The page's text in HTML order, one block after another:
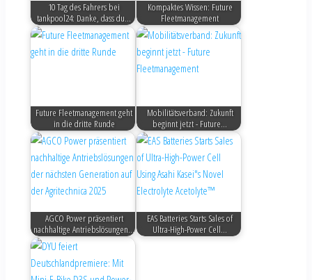
10 Tag des Fahrers bei
tankpool24: Danke, dass du…
Kompaktes Wissen: Future
Fleetmanagement
Future Fleetmanagement geht
in die dritte Runde
Mobilitätsverband: Zukunft
beginnt jetzt - Future…
AGCO Power präsentiert
nachhaltige Antriebslösungen…
EAS Batteries Starts Sales of
Ultra-High-Power Cell…